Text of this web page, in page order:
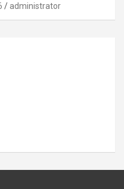
administrator